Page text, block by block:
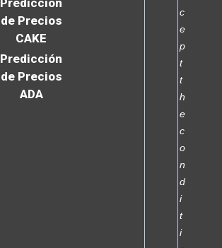
Predicción
de Precios
CAKE
Predicción
de Precios
ADA
c
e
p
t
t
h
e
c
o
n
d
i
t
i